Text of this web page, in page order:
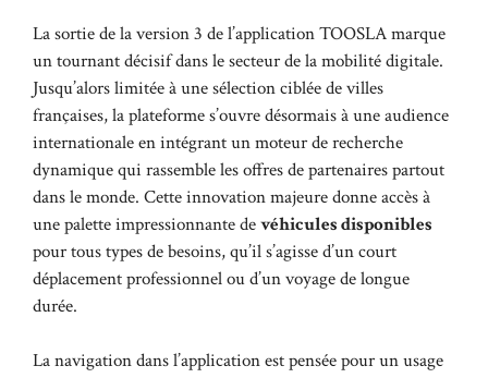
La sortie de la version 3 de l’application TOOSLA marque
un tournant décisif dans le secteur de la mobilité digitale.
Jusqu’alors limitée à une sélection ciblée de villes
françaises, la plateforme s’ouvre désormais à une audience
internationale en intégrant un moteur de recherche
dynamique qui rassemble les offres de partenaires partout
dans le monde. Cette innovation majeure donne accès à
une palette impressionnante devéhicules disponibles
pour tous types de besoins, qu’il s’agisse d’un court
déplacement professionnel ou d’un voyage de longue
durée.
La navigation dans l’application est pensée pour un usage